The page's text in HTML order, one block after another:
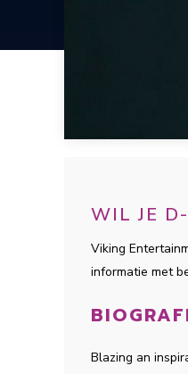
WIL JE
Viking
informatie met
Blazing an